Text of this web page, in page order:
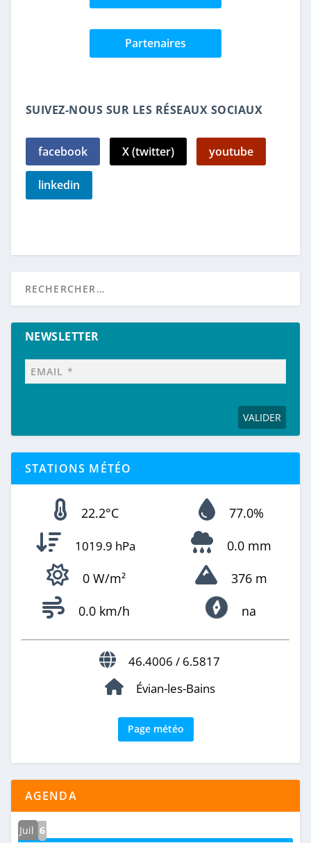
Partenaires
SUIVEZ-NOUS SUR LES RÉSEAUX SOCIAUX
facebook X (twitter) youtube
linkedin
NEWSLETTER
STATIONS MÉTÉO
22.2°C 77.0%
1019.9 hPa
0.0 mm
0 W/m²
376 m
0.0 km/h
na
46.4006 / 6.5817
Évian-les-Bains
Page météo
AGENDA
Juil 6